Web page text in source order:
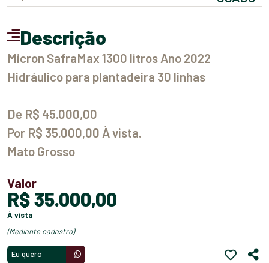
Descrição
Micron SafraMax 1300 litros Ano 2022
Hidráulico para plantadeira 30 linhas
De R$ 45.000,00
Por R$ 35.000,00 À vista.
Mato Grosso
Valor
R$ 35.000,00
à vista
(mediante cadastro)
Eu quero